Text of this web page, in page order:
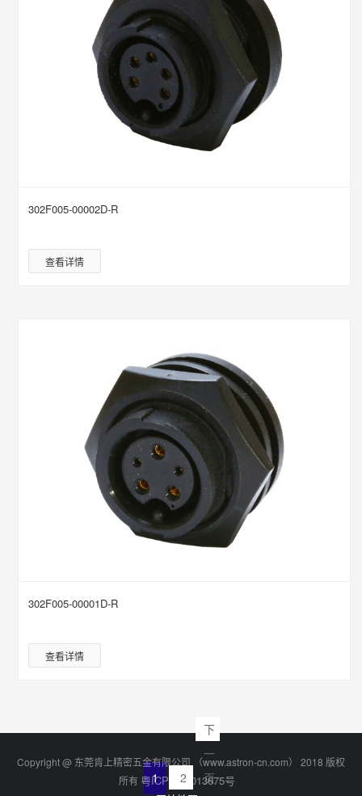
302F005-00002D-R
查看详情
302F005-00001D-R
查看详情
1 2
下
一
页
Copyright @ 东莞肯上精密五金有限公司 （www.astron-cn.com） 2018 版权
所有 粤ICP备15013675号